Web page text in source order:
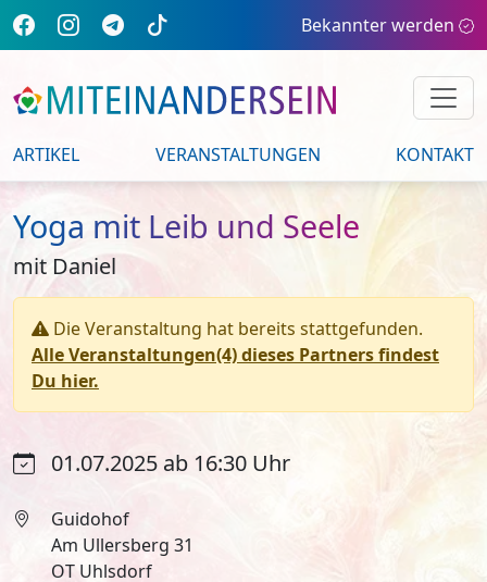
Bekannter werden
ARTIKEL VERANSTALTUNGEN KONTAKT
Yoga mit Leib und Seele
mit Daniel
Die Veranstaltung hat bereits stattgefunden.
Alle Veranstaltungen(4) dieses Partners findest
Du hier.
01.07.2025 ab 16:30 Uhr
Guidohof
Am Ullersberg 31
OT Uhlsdorf